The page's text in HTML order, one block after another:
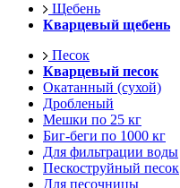
Щебень
Кварцевый щебень
Песок
Кварцевый песок
Окатанный (сухой)
Дробленый
Мешки по 25 кг
Биг-беги по 1000 кг
Для фильтрации воды
Пескоструйный песок
Для песочницы